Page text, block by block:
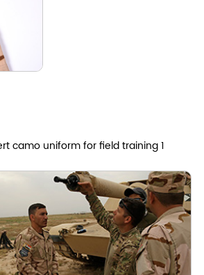
camo uniform for field training 1